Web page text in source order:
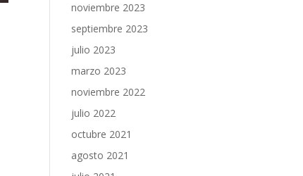
noviembre 2023
septiembre 2023
julio 2023
marzo 2023
noviembre 2022
julio 2022
octubre 2021
agosto 2021